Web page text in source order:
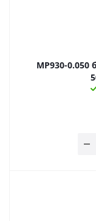
MP930-0.050 безиндуктивный т/п шунт 30Вт: